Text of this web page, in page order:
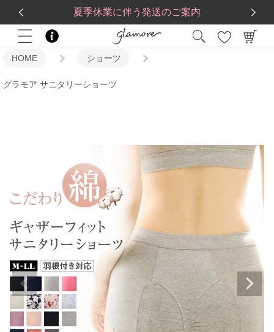
夏季休業に伴う発送のご案内
送料一律560円5,500 円(税込)以上で送料無料
HOME ショーツ
グラモア サニタリーショーツ